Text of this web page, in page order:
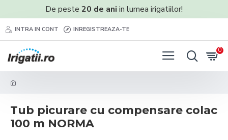
De peste 20 de ani in lumea irigatiilor!
INTRA IN CONT INREGISTREAZA-TE
0
Tub picurare cu compensare colac
100 m NORMA